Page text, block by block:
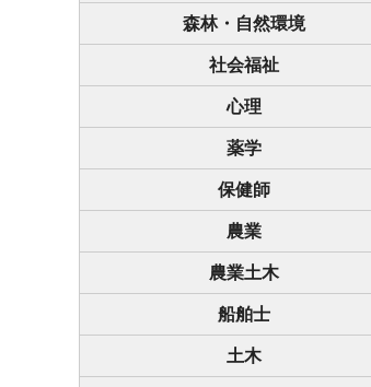
森林・自然環境
社会福祉
心理
薬学
保健師
農業
農業土木
船舶士
土木